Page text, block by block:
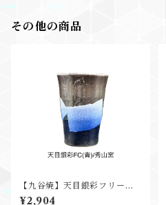
その他の商品
【九谷焼】天目銀彩フリーカ
ップ/秀山窯
¥2,904